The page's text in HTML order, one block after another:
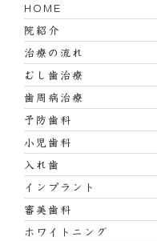
HOME
院紹介
治療の流れ
むし歯治療
歯周病治療
予防歯科
小児歯科
入れ歯
インプラント
審美歯科
ホワイトニング